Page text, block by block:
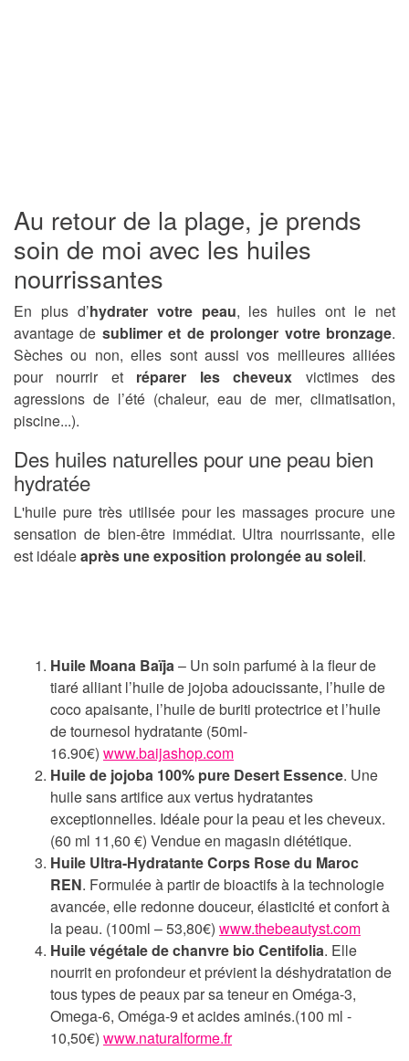
Au retour de la plage, je prends
soin de moi avec les huiles
nourrissantes
En plus d’hydrater votre peau, les huiles ont le net
avantage de sublimer et de prolonger votre bronzage.
Sèches ou non, elles sont aussi vos meilleures alliées
pour nourrir et réparer les cheveux victimes des
agressions de l’été (chaleur, eau de mer, climatisation,
piscine...).
Des huiles naturelles pour une peau bien
hydratée
L'huile pure très utilisée pour les massages procure une
sensation de bien-être immédiat. Ultra nourrissante, elle
est idéaleaprès une exposition prolongée au soleil.
Huile Moana Baïja– Un soin parfumé à la fleur de
tiaré alliant l’huile de jojoba adoucissante, l’huile de
coco apaisante, l’huile de buriti protectrice et l’huile
de tournesol hydratante (50ml-
16.90€) www.baijashop.com
Huile de jojoba 100% pure Desert Essence. Une
huile sans artifice aux vertus hydratantes
exceptionnelles. Idéale pour la peau et les cheveux.
(60 ml 11,60 €) Vendue en magasin diététique.
Huile Ultra-Hydratante Corps Rose du Maroc
REN. Formulée à partir de bioactifs à la technologie
avancée, elle redonne douceur, élasticité et confort à
la peau. (100ml – 53,80€) www.thebeautyst.com
Huile végétale de chanvre bio Centifolia. Elle
nourrit en profondeur et prévient la déshydratation de
tous types de peaux par sa teneur en Oméga-3,
Omega-6, Oméga-9 et acides aminés.(100 ml -
10,50€) www.naturalforme.fr